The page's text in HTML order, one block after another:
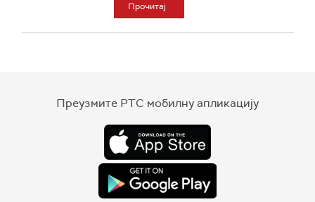
Прочитај
Преузмите РТС мобилну апликацију